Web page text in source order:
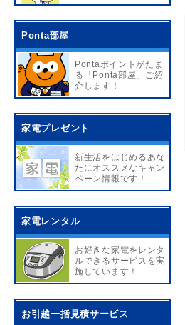
Ponta部屋
Pontaポイントがたま
る「Ponta部屋」ご紹
介します！
家電プレゼント
新生活をはじめるあな
たにオススメなキャン
ペーン情報です！
家電レンタル
お好きな家電をレンタ
ルできるサービスを実
施しています！
お引越一括見積サービス